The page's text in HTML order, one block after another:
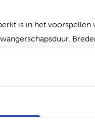
is in het voorspellen
is mogelijk nodig